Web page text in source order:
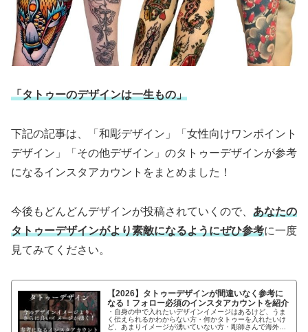
「タトゥーのデザインは一生もの」
下記の記事は、「和彫デザイン」「女性向けワンポイント
デザイン」「その他デザイン」のタトゥーデザインが参考
になるインスタアカウントをまとめました！
今後もどんどんデザインが投稿されていくので、 あなたの
タトゥーデザインがより素敵になるようにぜひ参考に一度
見てみてください。
【2026】タトゥーデザインが間違いなく参考に
なる！フォロー必須のインスタアカウントを紹介
・自身の中で入れたいデザインイメージはあるけど、うま
く伝えられるかわからない方・何かタトゥーを入れたいけ
ど、あまりイメージが湧いていない方・彫師さんで海外の